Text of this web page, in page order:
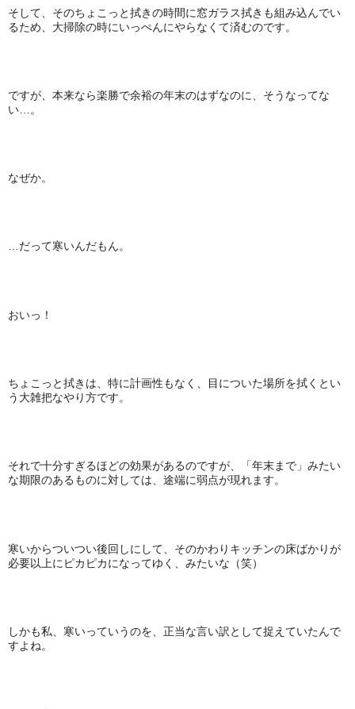
そして、そのちょこっと拭きの時間に窓ガラス拭きも組み込んでい
るため、大掃除の時にいっぺんにやらなくて済むのです。
ですが、本来なら楽勝で余裕の年末のはずなのに、そうなってな
い…。
なぜか。
…だって寒いんだもん。
おいっ！
ちょこっと拭きは、特に計画性もなく、目についた場所を拭くとい
う大雑把なやり方です。
それで十分すぎるほどの効果があるのですが、「年末まで」みたい
な期限のあるものに対しては、途端に弱点が現れます。
寒いからついつい後回しにして、そのかわりキッチンの床ばかりが
必要以上にピカピカになってゆく、みたいな（笑）
しかも私、寒いっていうのを、正当な言い訳として捉えていたんで
すよね。